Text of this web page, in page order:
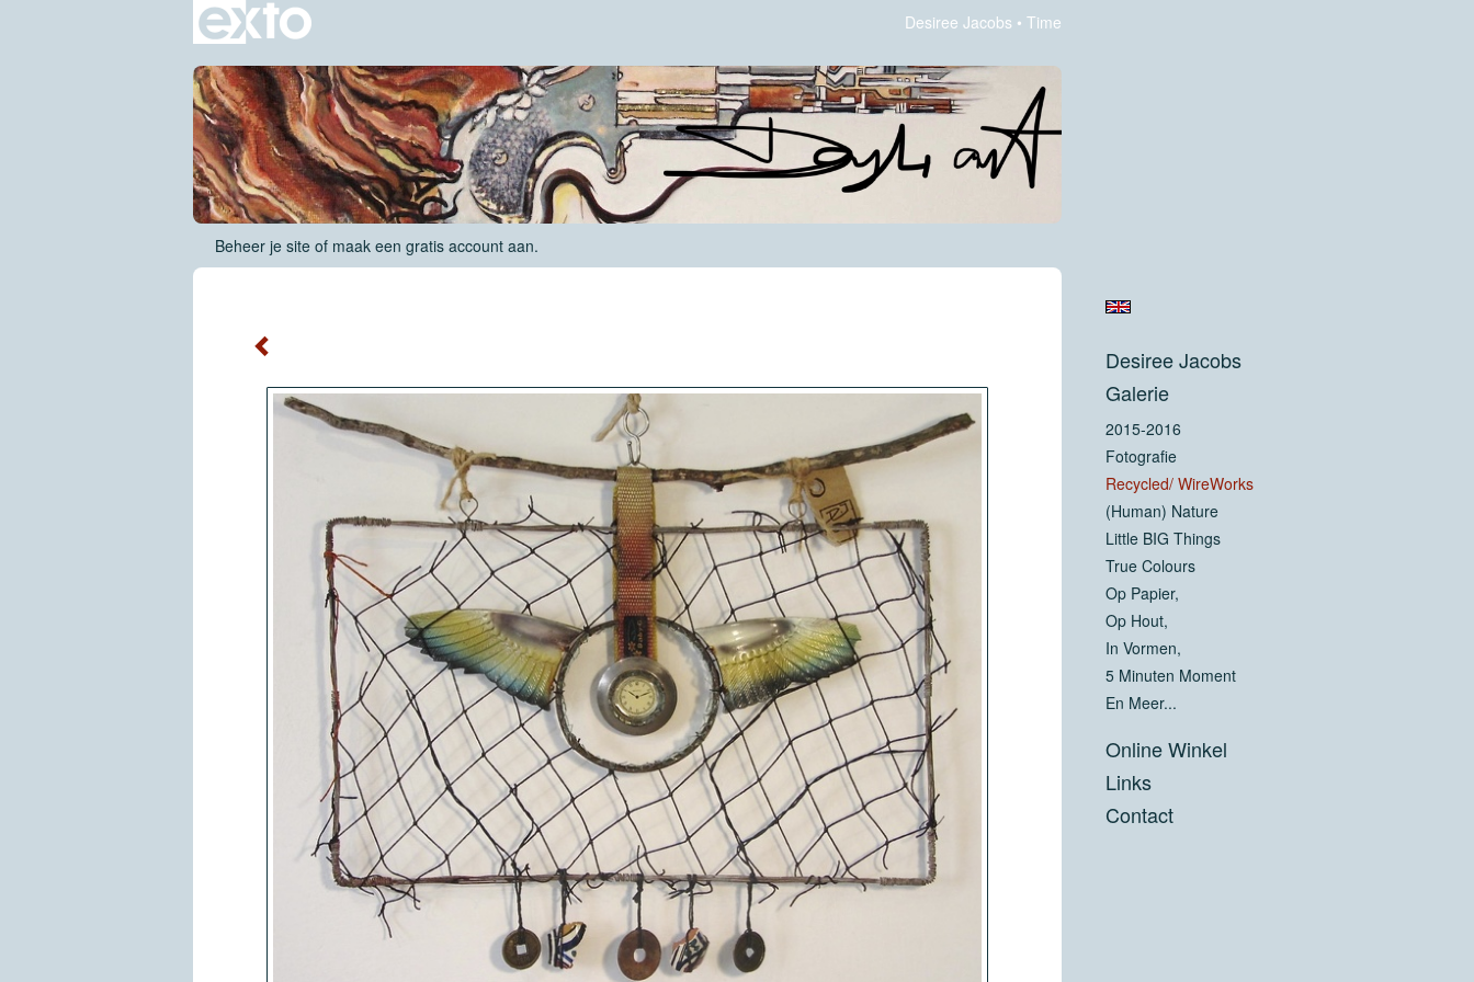
Desiree Jacobs Time
Beheer je site of maak een gratis account aan.
Desiree Jacobs
Galerie
2015-2016
Fotografie
Recycled/ WireWorks
(Human) Nature
Little BIG Things
True Colours
Op Papier,
Op Hout,
In Vormen,
5 Minuten Moment
En Meer...
Online Winkel
Links
Contact